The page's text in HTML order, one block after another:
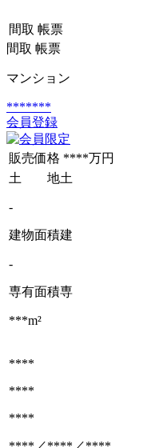
間取 帳票
間取 帳票
マンション
*******
会員登録
販売価格 ****万円
土 地土
-
建物面積建
-
専有面積専
***m²
****
****
****